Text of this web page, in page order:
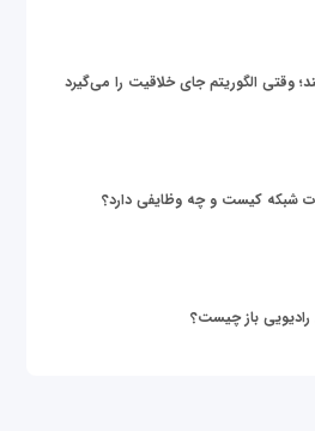
وقتی الگوریتم جای خلاقیت را می‌گیرد
شبکه کیست و چه وظایفی دارد؟
باز چیست؟